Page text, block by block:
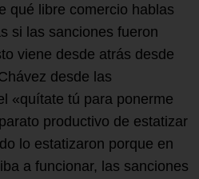
qué libre comercio hablas
si las sanciones fueron
viene desde atrás desde
desde las
«quítate tú para ponerme
productivo de estatizar
lo estatizaron porque en
a funcionar, las sanciones